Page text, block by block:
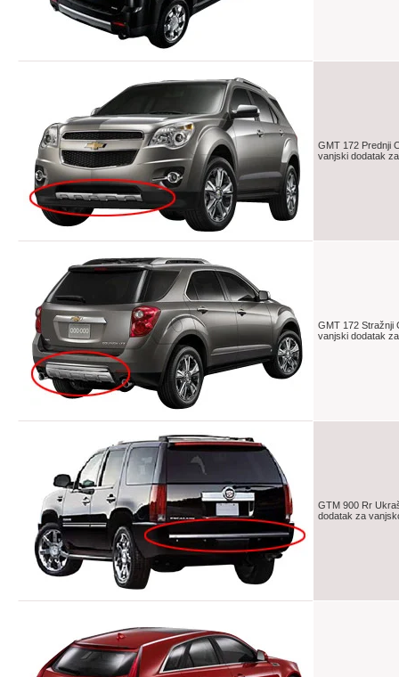
GMT 172 Prednji
vanjski dodatak
GMT 172 Stražnji
vanjski dodatak
GTM 900 Rr
dodatak za